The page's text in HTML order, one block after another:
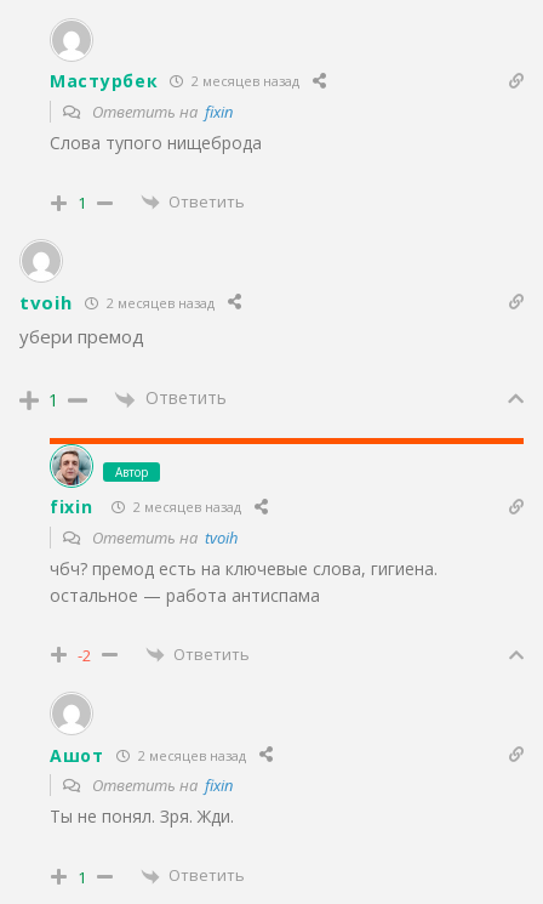
Мастурбек 2 месяцев назад
Ответить на fixin
Слова тупого нищеброда
1 Ответить
tvoih 2 месяцев назад
убери премод
1 Ответить
Автор
fixin 2 месяцев назад
Ответить на tvoih
чбч? премод есть на ключевые слова, гигиена.
остальное — работа антиспама
-2 Ответить
Ашот 2 месяцев назад
Ответить на fixin
Ты не понял. Зря. Жди.
1 Ответить